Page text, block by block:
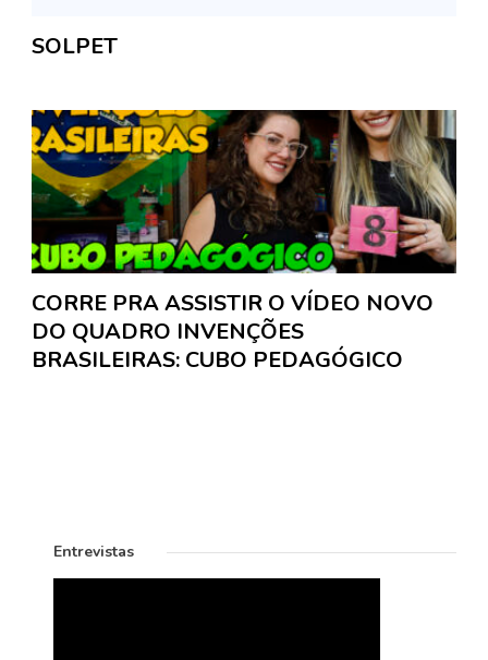
SOLPET
CORRE PRA ASSISTIR O VÍDEO NOVO
DO QUADRO INVENÇÕES
BRASILEIRAS: CUBO PEDAGÓGICO
Entrevistas